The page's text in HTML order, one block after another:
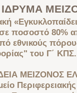
ΙΔΡΥΜΑ
ποσοστό 80%
εθνικούς
του Γ΄ ΚΠΣ.
ΜΕΙΖΟΝΟΣ